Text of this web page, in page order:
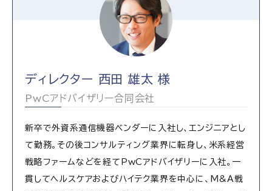
ディレクター 西田 雄太 様
PwCアドバイザリー合同会社
新卒で外資系通信機器ベンダーに入社し、エンジニアとし
て勤務。その後コンサルティング業界に転身し、米系経営
戦略ファームなどを経てPwCアドバイザリーに入社。一
貫してヘルスケアおよびハイテク業界を中心に、M&A戦